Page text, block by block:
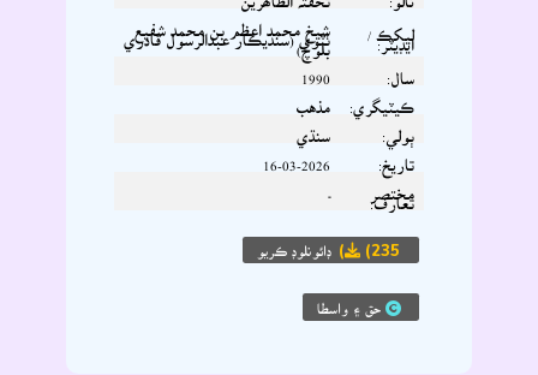
شيخ محمد اعظم بن محمد شفيع
ٺٽوي (سنڌيڪار عبدالرسول قادري
بلوچ)
ليکڪ /
ايڊيٽر:
سال:
مذهب ڪيٽيگري:
سنڌي ٻولي:
تاريخ:
تعارف:
(235) ڊائونلوڊ ڪريو
حق ۽ واسطا